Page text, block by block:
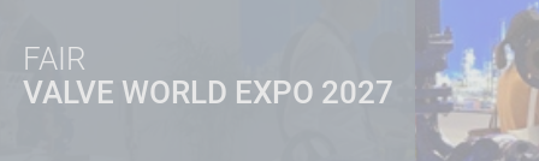
FAIR
VALVE WORLD EXPO 2027